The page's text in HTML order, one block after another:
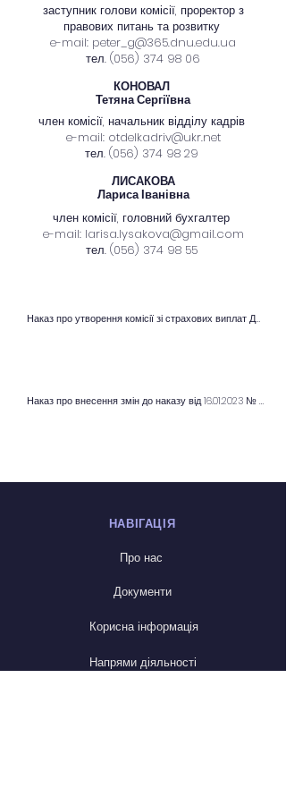
заступник голови комісії, проректор з
правових питань та розвитку
e-mail: peter_g@365.dnu.edu.ua
тел. (056) 374 98 06
КОНОВАЛ
Тетяна Сергіївна
член комісії, начальник відділу кадрів
e-mail: otdelkadriv@ukr.net
тел. (056) 374 98 29
ЛИСАКОВА
Лариса Іванівна
член комісії, головний бухгалтер
e-mail: larisa.lysakova@gmail.com
тел. (056) 374 98 55
Наказ про утворення комісії зі страхових виплат Дніпровського національного університету імені Олеся Гончара
Наказ про внесення змін до наказу від 16.01.2023 № 7 (про продовження строку роботи комісії зі страхових виплат)
НАВІГАЦІЯ
Про нас
Документи
Корисна інформація
Напрями діяльності